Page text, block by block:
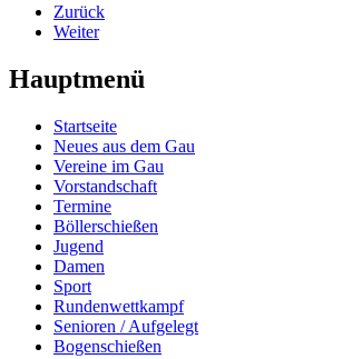
Zurück
Weiter
Hauptmenü
Startseite
Neues aus dem Gau
Vereine im Gau
Vorstandschaft
Termine
Böllerschießen
Jugend
Damen
Sport
Rundenwettkampf
Senioren / Aufgelegt
Bogenschießen